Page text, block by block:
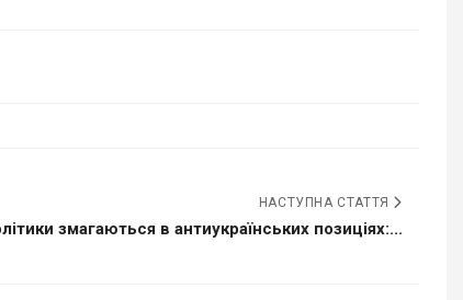
НАСТУПНА СТАТТЯ
змагаються в антиукраїнських позиціях:...